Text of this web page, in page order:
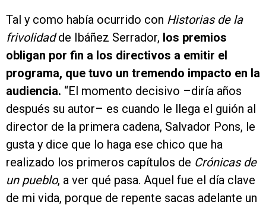
Tal y como había ocurrido con Historias de la
frivolidadde Ibáñez Serrador, los premios
obligan por fin a los directivos a emitir el
programa, que tuvo un tremendo impacto en la
audiencia. “El momento decisivo –diría años
después su autor– es cuando le llega el guión al
director de la primera cadena, Salvador Pons, le
gusta y dice que lo haga ese chico que ha
realizado los primeros capítulos de Crónicas de
un pueblo, a ver qué pasa. Aquel fue el día clave
de mi vida, porque de repente sacas adelante un